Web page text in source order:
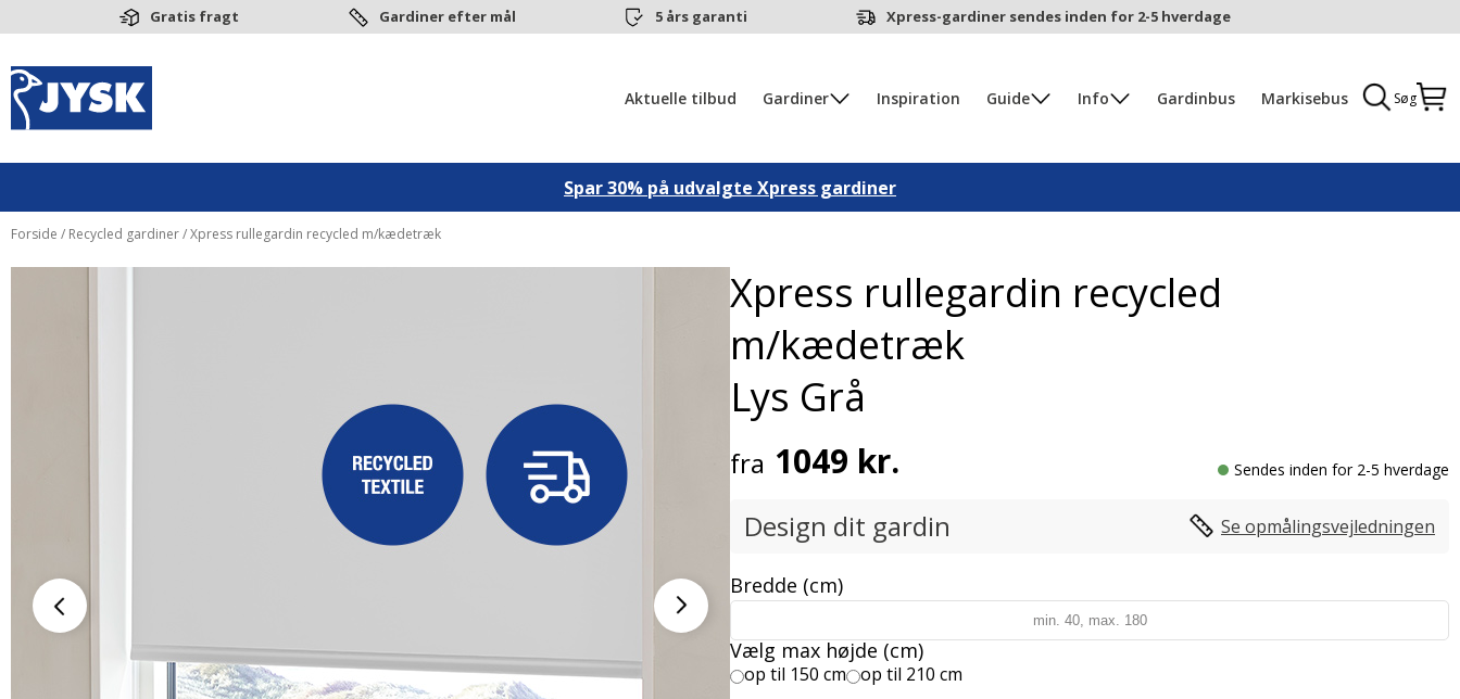
Gratis fragt Gardiner efter mål 5 års garanti Xpress-gardiner sendes inden for 2-5 hverdage
Søg
Aktuelle tilbud Gardiner Inspiration Guide Info Gardinbus Markisebus
Spar 30% på udvalgte Xpress gardiner
Forside / Recycled gardiner/ Xpress rullegardin recycled m/kædetræk
Xpress rullegardin recycled
m/kædetræk
Lys Grå
fra 1049 kr. Sendes inden for 2-5 hverdage
Design dit gardin Se opmålingsvejledningen
Bredde (cm)
Vælg max højde (cm)
op til 150 cm op til 210 cm